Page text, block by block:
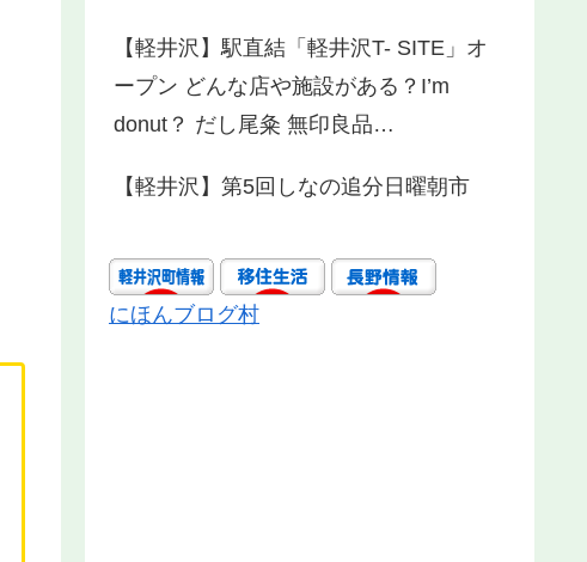
【軽井沢】駅直結「軽井沢T- SITE」オ
ープン どんな店や施設がある？I’m
donut？ だし尾粂 無印良品…
【軽井沢】第5回しなの追分日曜朝市
にほんブログ村